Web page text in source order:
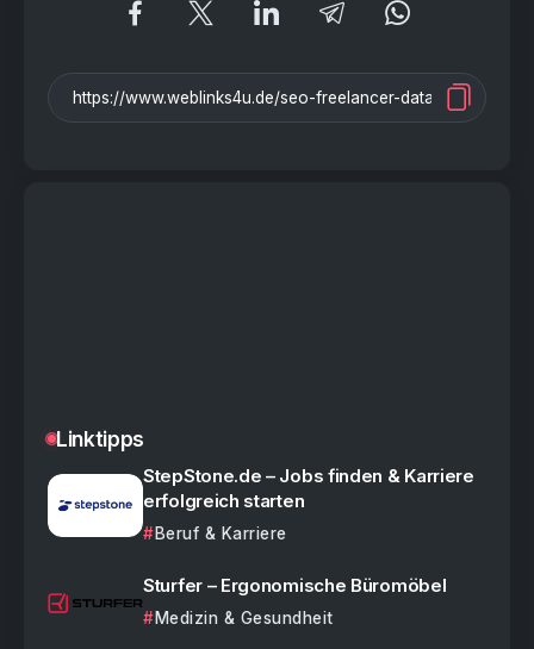
Linktipps
StepStone.de – Jobs finden & Karriere
erfolgreich starten
Beruf & Karriere
Sturfer – Ergonomische Büromöbel
Medizin & Gesundheit